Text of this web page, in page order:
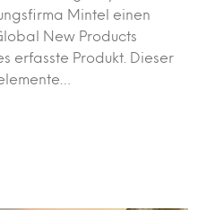
Mintel einen
New Products
erfasste Produkt. Dieser